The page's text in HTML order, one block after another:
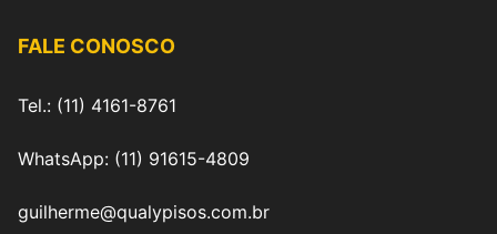
FALE CONOSCO
Tel.: (11) 4161-8761
WhatsApp: (11) 91615-4809
guilherme@qualypisos.com.br